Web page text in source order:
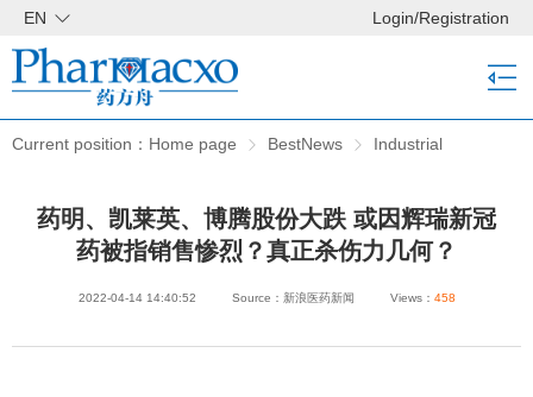
EN Login/Registration
Current position： Home page BestNews Industrial
药明、凯莱英、博腾股份大跌 或因辉瑞新冠
药被指销售惨烈？真正杀伤力几何？
2022-04-14 14:40:52 Source：新浪医药新闻 Views： 458